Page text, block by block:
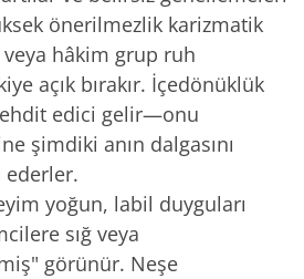
önerilmezlik karizmatik
veya hâkim grup ruh
açık bırakır. İçedönüklük
edici gelir—onu
şimdiki anın dalgasını
yoğun, labil duyguları
sığ veya
görünür. Neşe